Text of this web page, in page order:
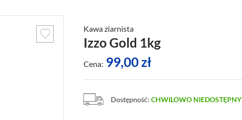
Kawa ziarnista
Izzo Gold 1kg
Cena: 99,00zł
Dostępność: CHWILOWO NIEDOSTĘPNY